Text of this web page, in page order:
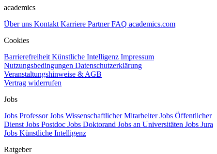
academics
Über uns Kontakt Karriere PartnerFAQ academics.com
Cookies
Barrierefreiheit Künstliche Intelligenz Impressum
Nutzungsbedingungen Datenschutzerklärung
Veranstaltungshinweise & AGB
Vertrag widerrufen
Jobs
Jobs ProfessorJobs Wissenschaftlicher MitarbeiterJobs Öffentlicher
Dienst Jobs Postdoc Jobs Doktorand Jobs an Universitäten Jobs Jura
Jobs Künstliche Intelligenz
Ratgeber